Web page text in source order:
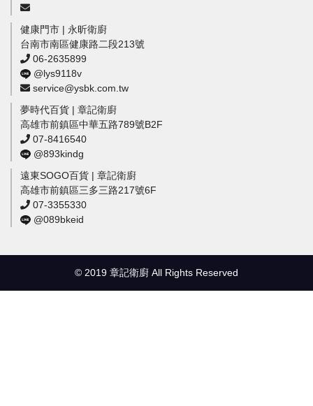
健康門市 | 永昕衛廚
台南市南區健康路二段213號
06-2635899
@lys9118v
service@ysbk.com.tw
夢時代百貨 | 章記衛廚
高雄市前鎮區中華五路789號B2F
07-8416540
@893kindg
遠東SOGO百貨 | 章記衛廚
高雄市前鎮區三多三路217號6F
07-3355330
@089bkeid
© 2019 章記衛廚 All Rights Reserved